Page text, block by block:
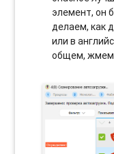
элемент, он
делаем, как
или в
общем, жмем